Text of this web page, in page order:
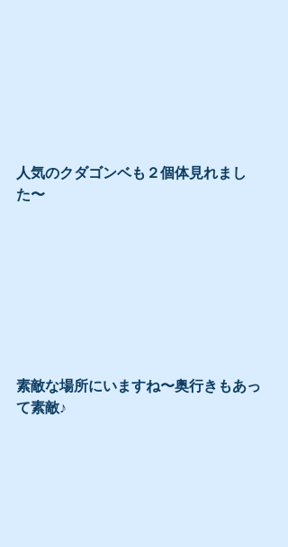
人気のクダゴンベも２個体見れまし
た〜
素敵な場所にいますね〜奥行きもあっ
て素敵♪